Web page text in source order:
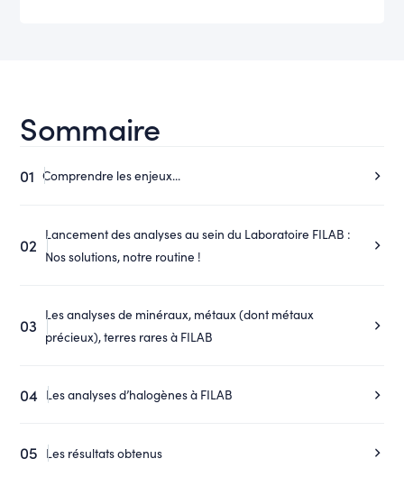
Sommaire
01 Comprendre les enjeux...
02
Lancement des analyses au sein du Laboratoire FILAB :
Nos solutions, notre routine !
03
Les analyses de minéraux, métaux (dont métaux
précieux), terres rares à FILAB
04 Les analyses d’halogènes à FILAB
05 Les résultats obtenus